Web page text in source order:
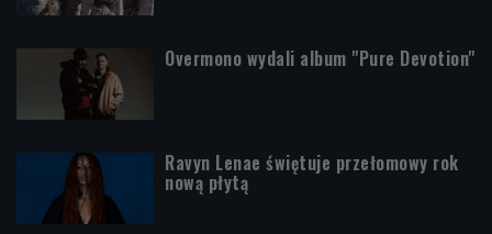
Overmono wydali album "Pure Devotion"
Ravyn Lenae świętuje przełomowy rok
nową płytą